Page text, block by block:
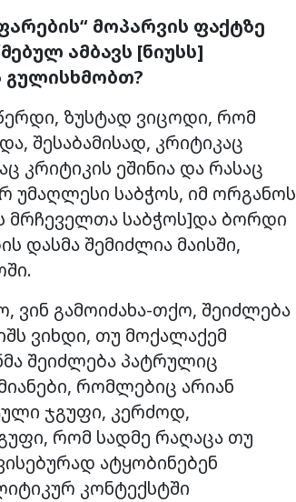
მოპარვის ფაქტზე
ამბავს [ნიუსს]
გულისხმობთ?
ზუსტად ვიცოდი, რომ
შესაბამისად, კრიტიკაც
კრიტიკის ეშინია და რასაც
უმაღლესი საბჭოს, იმ ორგანოს
მრჩეველთა საბჭოს]და ბორდი
დასმა შემიძლია მაისში,
გამოიძახა-თქო, შეიძლება
ვიხდი, თუ მოქალაქემ
შეიძლება პატრულიც
რომლებიც არიან
ჯგუფი, კერძოდ,
რომ სადმე რაღაცა თუ
ატყობინებენ
კონტექსტში